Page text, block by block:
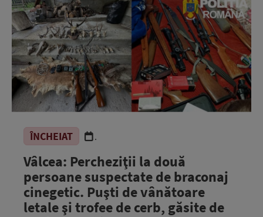
ÎNCHEIAT .
Vâlcea: Percheziţii la două
persoane suspectate de braconaj
cinegetic. Puşti de vânătoare
letale şi trofee de cerb, găsite de